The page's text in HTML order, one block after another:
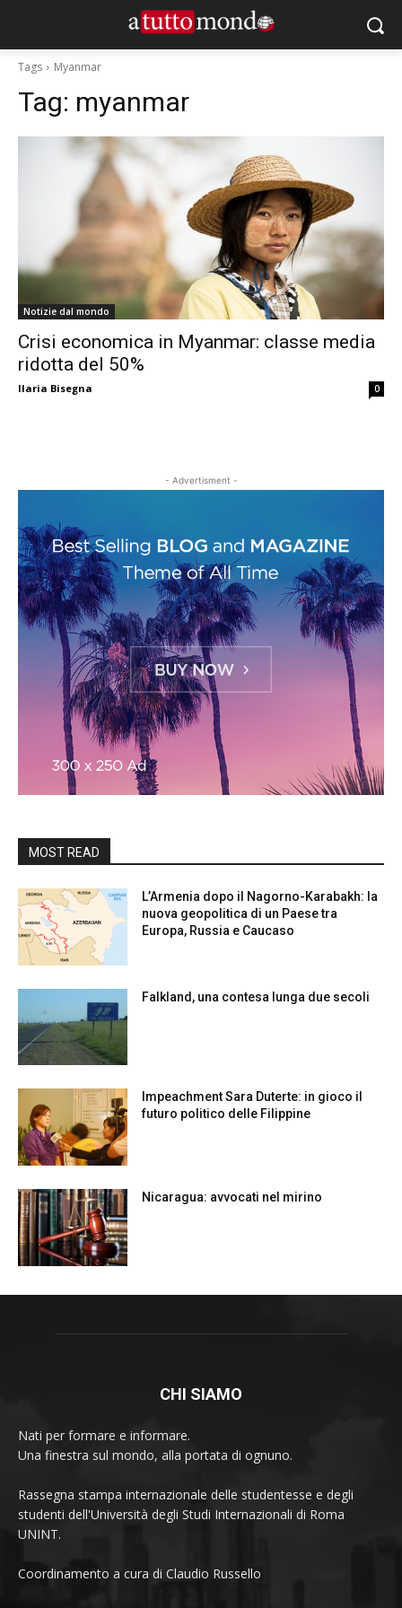
Tags Myanmar
Tag: myanmar
Notizie dal mondo
Crisi economica in Myanmar: classe media
ridotta del 50%
Ilaria Bisegna 0
- Advertisment -
MOST READ
L’Armenia dopo il Nagorno-Karabakh: la
nuova geopolitica di un Paese tra
Europa, Russia e Caucaso
Falkland, una contesa lunga due secoli
Impeachment Sara Duterte: in gioco il
futuro politico delle Filippine
Nicaragua: avvocati nel mirino
CHI SIAMO
Nati per formare e informare.
Una finestra sul mondo, alla portata di ognuno.
Rassegna stampa internazionale delle studentesse e degli
studenti dell'Università degli Studi Internazionali di Roma
UNINT.
Coordinamento a cura di Claudio Russello